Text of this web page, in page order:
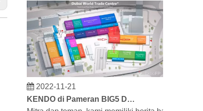
2022-11-21
Mitra dan teman, kami memiliki berita bagus